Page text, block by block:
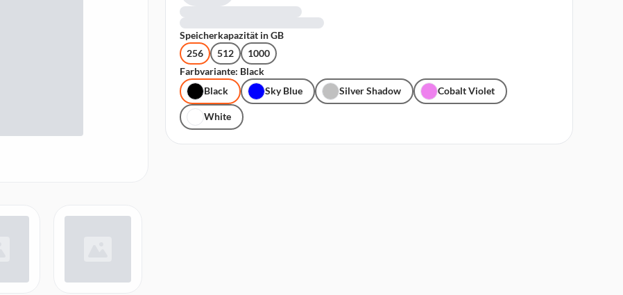
Speicherkapazität in GB
256
512
1000
Farbvariante: Black
Black
Sky Blue Silver Shadow Cobalt Violet
White